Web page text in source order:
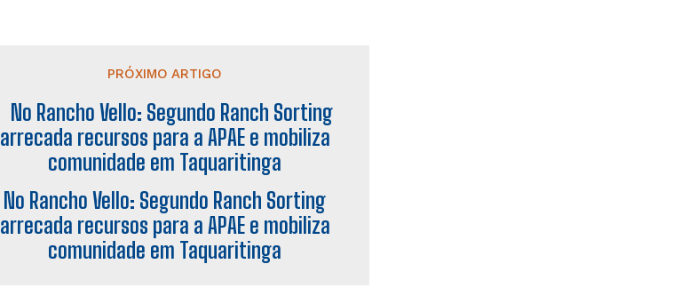
PRÓXIMO ARTIGO
No Rancho Vello: Segundo Ranch Sorting
arrecada recursos para a APAE e mobiliza
comunidade em Taquaritinga